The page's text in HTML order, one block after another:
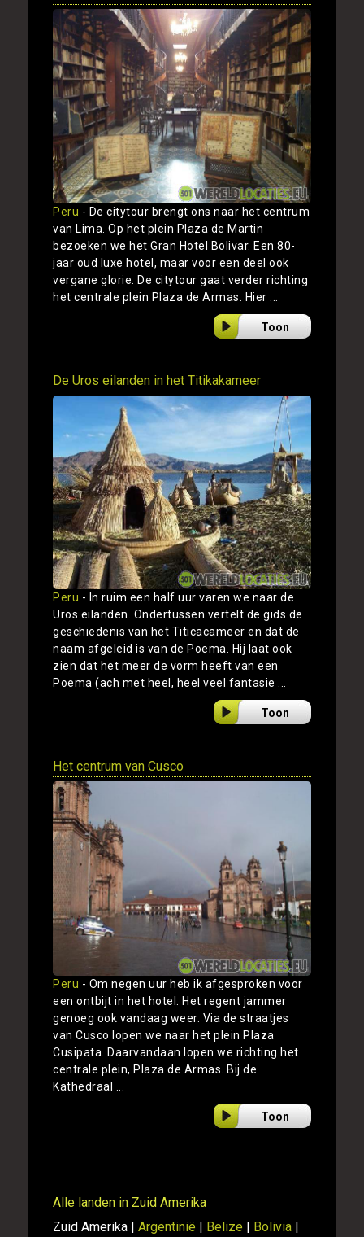
Peru - De citytour brengt ons naar het centrum
van Lima. Op het plein Plaza de Martin
bezoeken we het Gran Hotel Bolivar. Een 80-
jaar oud luxe hotel, maar voor een deel ook
vergane glorie. De citytour gaat verder richting
het centrale plein Plaza de Armas. Hier ...
Toon
De Uros eilanden in het Titikakameer
Peru - In ruim een half uur varen we naar de
Uros eilanden. Ondertussen vertelt de gids de
geschiedenis van het Titicacameer en dat de
naam afgeleid is van de Poema. Hij laat ook
zien dat het meer de vorm heeft van een
Poema (ach met heel, heel veel fantasie ...
Toon
Het centrum van Cusco
Peru - Om negen uur heb ik afgesproken voor
een ontbijt in het hotel. Het regent jammer
genoeg ook vandaag weer. Via de straatjes
van Cusco lopen we naar het plein Plaza
Cusipata. Daarvandaan lopen we richting het
centrale plein, Plaza de Armas. Bij de
Kathedraal ...
Toon
Alle landen in Zuid Amerika
Zuid Amerika | Argentinië | Belize | Bolivia |